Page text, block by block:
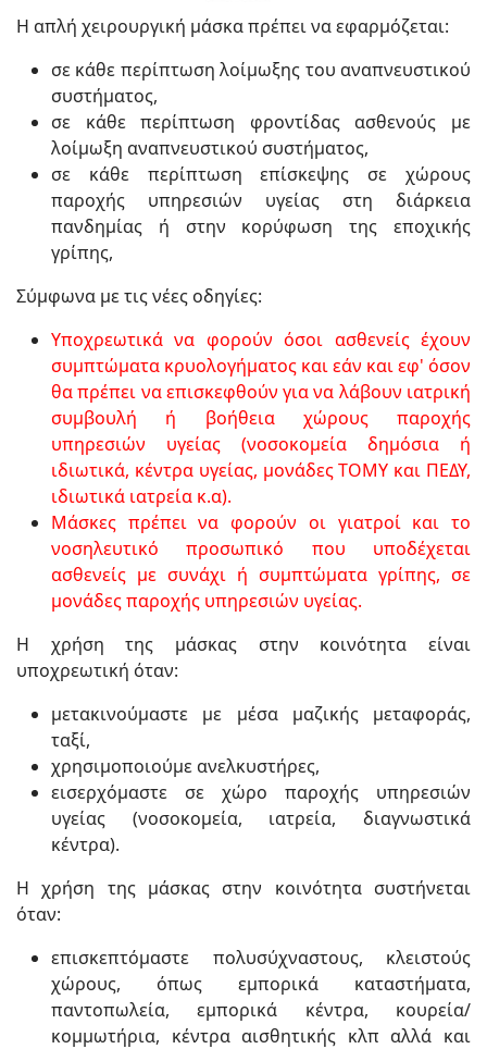
Η απλή χειρουργική μάσκα πρέπει να εφαρμόζεται:
σε κάθε περίπτωση λοίμωξης του αναπνευστικού
συστήματος,
σε κάθε περίπτωση φροντίδας ασθενούς με
λοίμωξη αναπνευστικού συστήματος,
σε κάθε περίπτωση επίσκεψης σε χώρους
παροχής υπηρεσιών υγείας στη διάρκεια
πανδημίας ή στην κορύφωση της εποχικής
γρίπης,
Σύμφωνα με τις νέες οδηγίες:
Υποχρεωτικά να φορούν όσοι ασθενείς έχουν
συμπτώματα κρυολογήματος και εάν και εφ' όσον
θα πρέπει να επισκεφθούν γιανα λάβουν ιατρική
συμβουλή ή βοήθεια χώρους παροχής
υπηρεσιών υγείας (νοσοκομεία δημόσια ή
ιδιωτικά, κέντρα υγείας, μονάδες ΤΟΜΥ και ΠΕΔΥ,
ιδιωτικά ιατρεία κ.α).
Μάσκες πρέπει να φορούν οι γιατροί και το
νοσηλευτικό προσωπικό που υποδέχεται
ασθενείς με συνάχι ή συμπτώματα γρίπης, σε
μονάδες παροχής υπηρεσιών υγείας.
Η χρήση της μάσκας στην κοινότητα είναι
υποχρεωτική όταν:
μετακινούμαστε με μέσα μαζικής μεταφοράς,
ταξί,
χρησιμοποιούμε ανελκυστήρες,
εισερχόμαστε σε χώρο παροχής υπηρεσιών
υγείας (νοσοκομεία, ιατρεία, διαγνωστικά
κέντρα).
Η χρήση της μάσκας στην κοινότητα συστήνεται
όταν:
επισκεπτόμαστε πολυσύχναστους, κλειστούς
χώρους, όπως εμπορικά καταστήματα,
παντοπωλεία, εμπορικά κέντρα, κουρεία/
κομμωτήρια, κέντρα αισθητικής κλπ αλλά και